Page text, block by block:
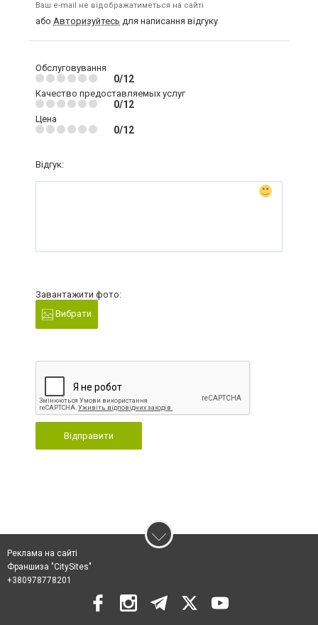
Ваш e-mail не відображатиметься на сайті
або Авторизуйтесь для написання відгуку
Обслуговування
0/12
Качество предоставляемых услуг
0/12
Цена
0/12
Відгук:
Завантажити фото:
Вибрати
Відправити
Реклама на сайті
Франшиза "CitySites"
+380978778201